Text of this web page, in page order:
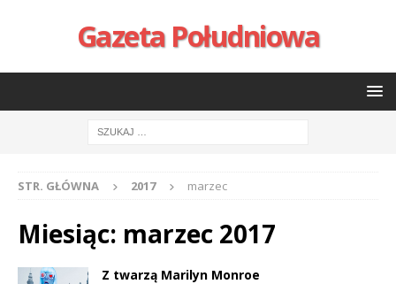
Gazeta Południowa
STR. GŁÓWNA 2017 marzec
Miesiąc: marzec 2017
Z twarzą Marilyn Monroe